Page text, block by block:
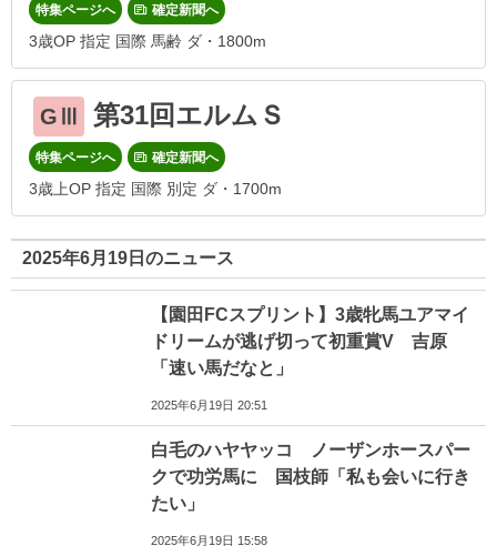
特集ページへ 確定新聞へ
3歳OP 指定 国際 馬齢 ダ・1800m
GⅢ 第31回エルムＳ
特集ページへ 確定新聞へ
3歳上OP 指定 国際 別定 ダ・1700m
2025年6月19日のニュース
【園田FCスプリント】3歳牝馬ユアマイ
ドリームが逃げ切って初重賞V 吉原
「速い馬だなと」
2025年6月19日 20:51
白毛のハヤヤッコ ノーザンホースパー
クで功労馬に 国枝師「私も会いに行き
たい」
2025年6月19日 15:58